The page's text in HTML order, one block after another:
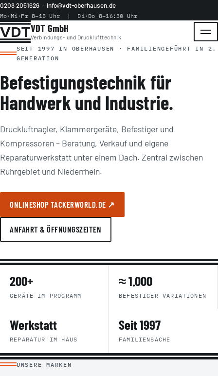
0208 2051626 · info@vdt-oberhausen.de
Mo·Mi·Fr 8–15 Uhr | Di·Do 8–16:30 Uhr
VDT GmbH
Verbindungs- und Drucklufttechnik
Menü
SEIT 1997 IN OBERHAUSEN · FAMILIENGEFÜHRT IN 2.
GENERATION
Befestigungstechnik für
Handwerk und Industrie.
Druckluftnagler, Klammergeräte, Befestiger und
Kompressoren – Beratung, Verkauf und eigene
Reparaturwerkstatt unter einem Dach. Zentral zwischen
Ruhrgebiet und Niederrhein.
ONLINESHOP TACKERWORLD.DE ↗
ANFAHRT & ÖFFNUNGSZEITEN
200+
GERÄTE IM PROGRAMM
≈ 1.000
BEFESTIGER-VARIATIONEN
Werkstatt
REPARATUR IM HAUS
Seit 1997
FAMILIENSACHE
UNSERE MARKEN